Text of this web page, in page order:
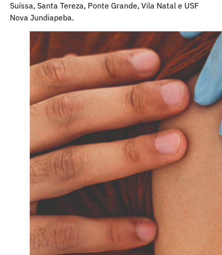
Suíssa, Santa Tereza, Ponte Grande, Vila Natal e USF
Nova Jundiapeba.